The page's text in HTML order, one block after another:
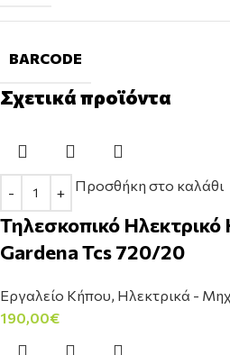
BARCODE
Σχετικά προϊόντα
Προσθήκη στο καλάθι
Τηλεσκοπικό
Gardena Tcs 720/20
Εργαλείο Κήπου, Ηλεκτρικά -
190,00€